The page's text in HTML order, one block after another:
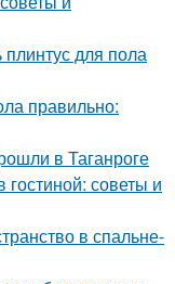
для пола
правильно:
в Таганроге
гостиной: советы и
в спальне-